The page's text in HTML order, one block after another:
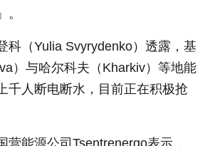
科（Yulia Svyrydenko）透露，基
）与哈尔科夫（Kharkiv）等地能
千人断电断水，目前正在积极抢
营能源公司Tsentrenergo表示，